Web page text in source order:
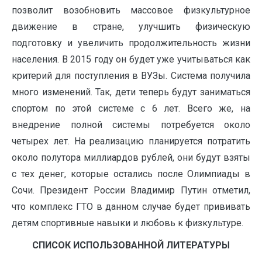
позволит возобновить массовое физкультурное
движение в стране, улучшить физическую
подготовку и увеличить продолжительность жизни
населения. В 2015 году он будет уже учитываться как
критерий для поступления в ВУЗы. Система получила
много изменений. Так, дети теперь будут заниматься
спортом по этой системе с 6 лет. Всего же, на
внедрение полной системы потребуется около
четырех лет. На реализацию планируется потратить
около полутора миллиардов рублей, они будут взяты
с тех денег, которые остались после Олимпиады в
Сочи. Президент России Владимир Путин отметил,
что комплекс ГТО в данном случае будет прививать
детям спортивные навыки и любовь к физкультуре.
СПИСОК ИСПОЛЬЗОВАННОЙ ЛИТЕРАТУРЫ